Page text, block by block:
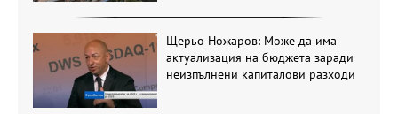
Щерьо Ножаров: Може да има
актуализация на бюджета заради
неизпълнени капиталови разходи